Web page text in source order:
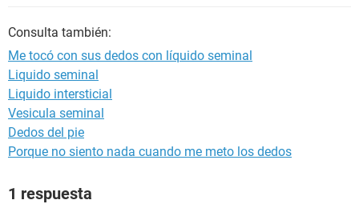
Consulta también:
Me tocó con sus dedos con líquido seminal
Liquido seminal
Liquido intersticial
Vesicula seminal
Dedos del pie
Porque no siento nada cuando me meto los dedos
1 respuesta